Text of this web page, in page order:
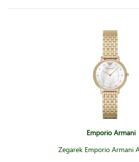
Emporio Armani
Zegarek Emporio Armani